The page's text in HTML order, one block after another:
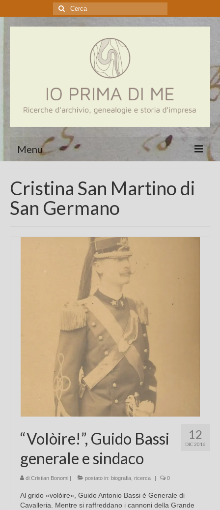
Cerca:
Menu
Genealogia
Aziende
Chi sono
Cristina San Martino di
San Germano
12
DIC 2016
“Volòire!”, Guido Bassi
generale e sindaco
di Cristian Bonomi | postato in: biografia ricerca | 0
Al grido «volòire», Guido Antonio Bassi è Generale di
Cavalleria. Mentre si raffreddano i cannoni della Grande